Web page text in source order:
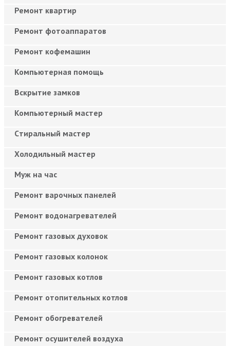
Ремонт квартир
Ремонт фотоаппаратов
Ремонт кофемашин
Компьютерная помощь
Вскрытие замков
Компьютерный мастер
Cтиральный мастер
Холодильный мастер
Муж на час
Ремонт варочных панелей
Ремонт водонагревателей
Ремонт газовых духовок
Ремонт газовых колонок
Ремонт газовых котлов
Ремонт отопительных котлов
Ремонт обогревателей
Ремонт осушителей воздуха